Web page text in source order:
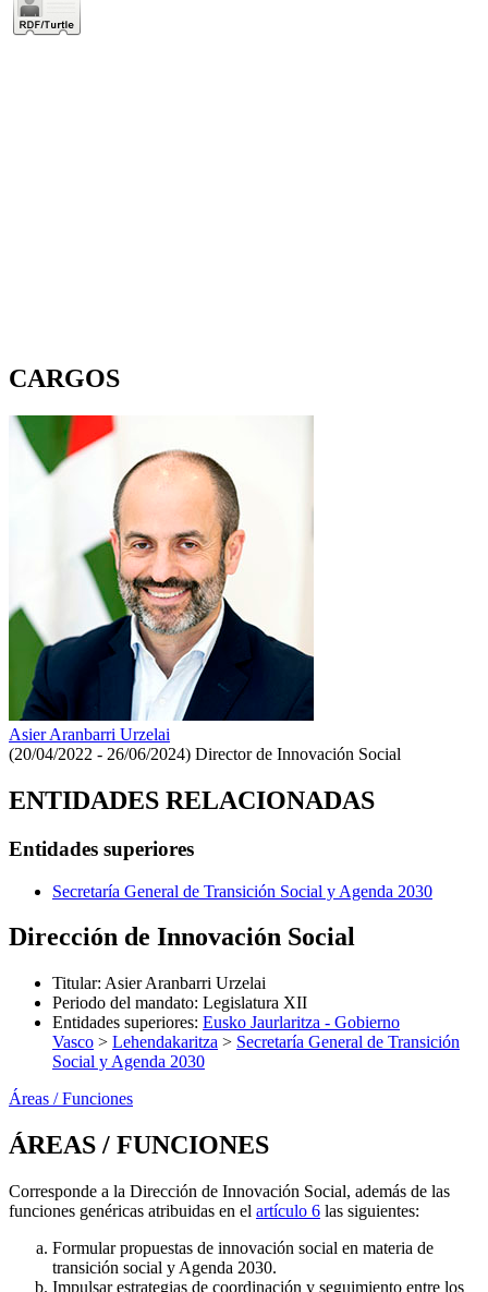
CARGOS
Asier Aranbarri Urzelai
(20/04/2022 - 26/06/2024) Director de Innovación Social
ENTIDADES RELACIONADAS
Entidades superiores
Secretaría General de Transición Social y Agenda 2030
Dirección de Innovación Social
Titular: Asier Aranbarri Urzelai
Periodo del mandato: Legislatura XII
Entidades superiores: Eusko Jaurlaritza - Gobierno
Vasco > Lehendakaritza > Secretaría General de Transición
Social y Agenda 2030
Áreas / Funciones
ÁREAS / FUNCIONES
Corresponde a la Dirección de Innovación Social, además de las
funciones genéricas atribuidas en el artículo 6 las siguientes:
Formular propuestas de innovación social en materia de
transición social y Agenda 2030.
Impulsar estrategias de coordinación y seguimiento entre los